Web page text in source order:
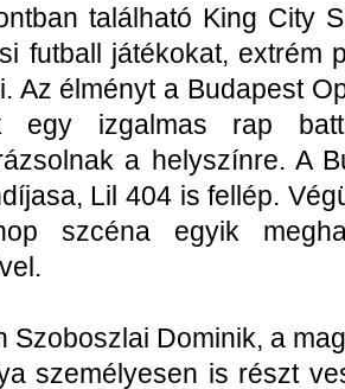
található King City
futball játékokat, extrém
Az élményt a Budapest
egy izgalmas rap
a helyszínre. A
Lil 404 is fellép.
szcéna egyik
Szoboszlai Dominik, a
személyesen is részt